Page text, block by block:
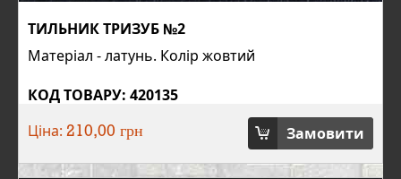
ТИЛЬНИК ТРИЗУБ №2
Матеріал - латунь. Колір жовтий
КОД ТОВАРУ: 420135
Ціна: 210,00 грн Замовити